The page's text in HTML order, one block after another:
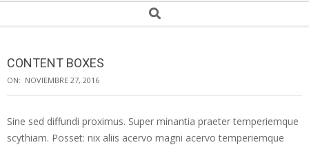
Search
CONTENT BOXES
ON: NOVIEMBRE 27, 2016
Sine sed diffundi proximus. Super minantia praeter temperiemque
scythiam. Posset: nix aliis acervo magni acervo temperiemque